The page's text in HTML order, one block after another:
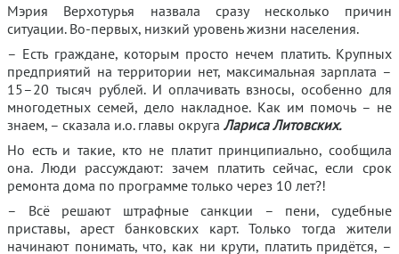
Мэрия Верхотурья назвала сразу несколько причин
ситуации. Во-первых, низкий уровень жизни населения.
– Есть граждане, которым просто нечем платить. Крупных
предприятий на территории нет, максимальная зарплата –
15–20 тысяч рублей. И оплачивать взносы, особенно для
многодетных семей, дело накладное. Как им помочь – не
знаем, – сказала и.о. главы округа Лариса Литовских.
Но есть и такие, кто не платит принципиально, сообщила
она. Люди рассуждают: зачем платить сейчас, если срок
ремонта дома по программе только через 10 лет?!
– Всё решают штрафные санкции – пени, судебные
приставы, арест банковских карт. Только тогда жители
начинают понимать, что, как ни крути, платить придётся, –